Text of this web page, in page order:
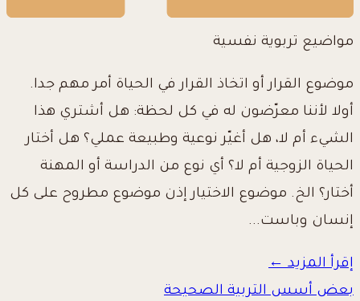
مواضيع تربوية نفسية
موضوع القرار أو اتخاذ القرار في الحياة أمر مهم جدا.
أولا لأننا معرّضون له في كل لحظة: هل أشتري هذا
الشيء أم لا، هل أغيّر نوعية وطبيعة عملي؟ هل أختار
الحياة الزوجية أم لا؟ أي نوع من الدراسة أو المهنة
أختار؟ الخ. موضوع الاختيار إذن موضوع مطروح على كل
إنسان وباست...
إقرأ المزيد ←
بعض أسس التربية الصحيحة